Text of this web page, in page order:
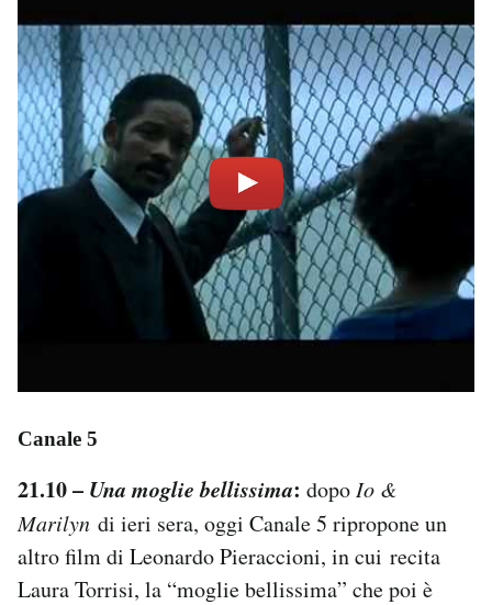
Canale 5
21.10 – Una moglie bellissima: dopo Io &
Marilyn di ieri sera, oggi Canale 5 ripropone un
altro film di Leonardo Pieraccioni, in cui recita
Laura Torrisi, la “moglie bellissima” che poi è